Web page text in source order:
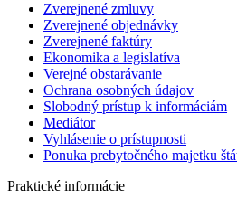
Zverejnené zmluvy
Zverejnené objednávky
Zverejnené faktúry
Ekonomika a legislatíva
Verejné obstarávanie
Ochrana osobných údajov
Slobodný prístup k informáciám
Mediátor
Vyhlásenie o prístupnosti
Ponuka prebytočného majetku
Praktické informácie